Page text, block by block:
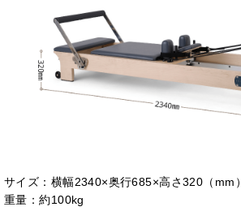
サイズ：横幅2340×奥行685×高さ320（mm）
重量：約100kg